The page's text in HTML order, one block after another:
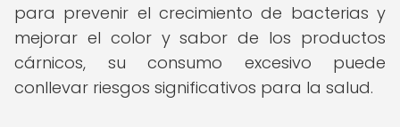
para prevenir el crecimiento de bacterias y
mejorar el color y sabor de los productos
cárnicos, su consumo excesivo puede
conllevar riesgos significativos para la salud.